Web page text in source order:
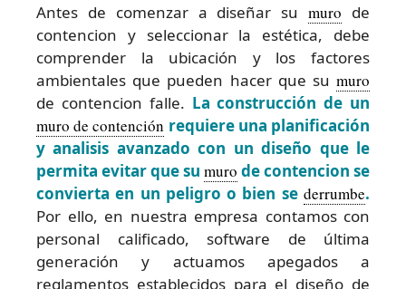
Antes de comenzar a diseñar sumuro de
contencion y seleccionar la estética, debe
comprender la ubicación y los factores
ambientales que pueden hacer que su muro
de contencion falle. La construcción de un
muro de contención requiere una planificación
y analisis avanzado con un diseño que le
permita evitar que su muro de contencion se
convierta en un peligro o bien se derrumbe.
Por ello, en nuestra empresa contamos con
personal calificado, software de última
generación y actuamos apegados a
reglamentos establecidos para el diseño de